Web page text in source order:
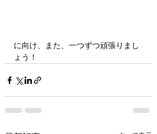
に向け、また、一つずつ頑張りまし
ょう！